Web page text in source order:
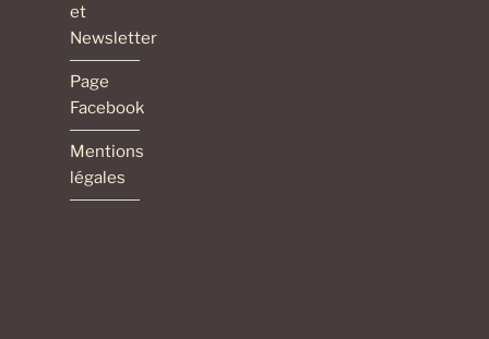
et
Newsletter
Page
Facebook
Mentions
légales